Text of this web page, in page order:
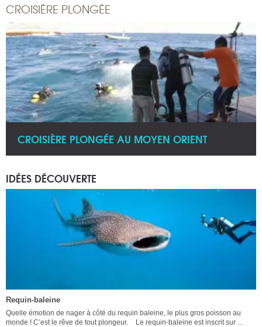
CROISIÈRE PLONGÉE
CROISIÈRE PLONGÉE AU MOYEN ORIENT
IDÉES DÉCOUVERTE
Requin-baleine
Quelle émotion de nager à côté du requin baleine, le plus gros poisson au
monde ! C’est le rêve de tout plongeur. Le requin-baleine est inscrit sur ...